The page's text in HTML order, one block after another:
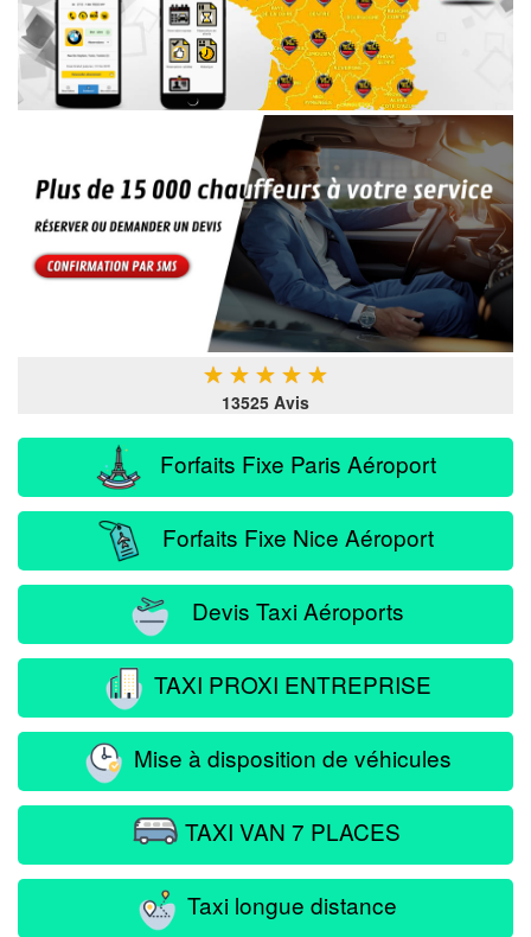
★ ★ ★ ★ ★
13525 Avis
Forfaits Fixe Paris Aéroport
Forfaits Fixe Nice Aéroport
Devis Taxi Aéroports
TAXI PROXI ENTREPRISE
Mise à disposition de véhicules
TAXI VAN 7 PLACES
Taxi longue distance